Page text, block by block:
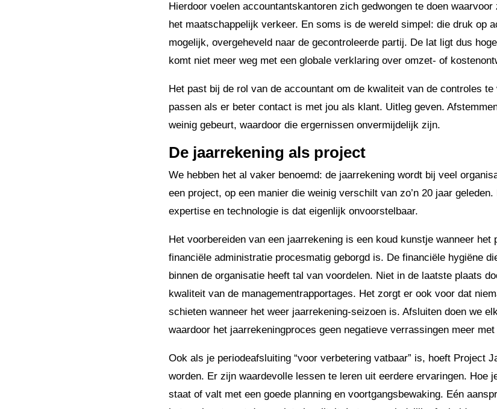
Hierdoor voelen accountantskantoren zich gedwongen te doen
het maatschappelijk verkeer. En soms is de wereld simpel: die druk op
mogelijk, overgeheveld naar de gecontroleerde partij. De lat ligt dus
komt niet meer weg met een globale verklaring over omzet- of
Het past bij de rol van de accountant om de kwaliteit van de controles
passen als er beter contact is met jou als klant. Uitleg geven.
weinig gebeurt, waardoor die ergernissen onvermijdelijk zijn.
De jaarrekening als project
We hebben het al vaker benoemd: de jaarrekening wordt bij veel
een project, op een manier die weinig verschilt van zo’n 20 jaar
expertise en technologie is dat eigenlijk onvoorstelbaar.
Het voorbereiden van een jaarrekening is een koud kunstje wanneer het
financiële administratie procesmatig geborgd is. De financiële hygiëne
binnen de organisatie heeft tal van voordelen. Niet in de laatste plaats
kwaliteit van de managementrapportages. Het zorgt er ook voor dat
schieten wanneer het weer jaarrekening-seizoen is. Afsluiten doen we
waardoor het jaarrekeningproces geen negatieve verrassingen meer
Ook als je periodeafsluiting “voor verbetering vatbaar” is, hoeft Project
worden. Er zijn waardevolle lessen te leren uit eerdere ervaringen. Hoe
staat of valt met een goede planning en voortgangsbewaking. Eén